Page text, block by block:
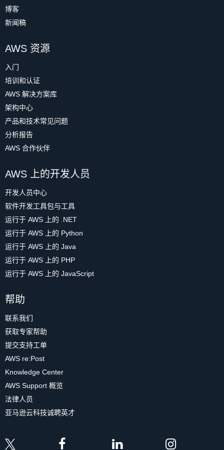
博客
新闻稿
AWS 资源
入门
培训和认证
AWS 解决方案库
架构中心
产品和技术常见问题
分析报告
AWS 合作伙伴
AWS 上的开发人员
开发人员中心
软件开发工具包与工具
运行于 AWS 上的 .NET
运行于 AWS 上的 Python
运行于 AWS 上的 Java
运行于 AWS 上的 PHP
运行于 AWS 上的 JavaScript
帮助
联系我们
获取专家帮助
提交支持工单
AWS re:Post
Knowledge Center
AWS Support 概览
法律人员
亚马逊云科技诚聘英才